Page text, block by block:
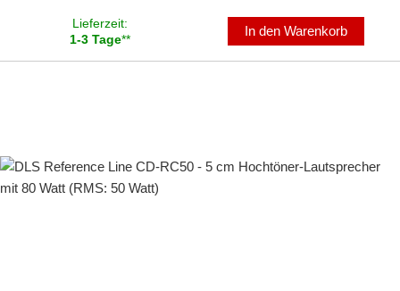
Lieferzeit:
1-3 Tage**
In den Warenkorb